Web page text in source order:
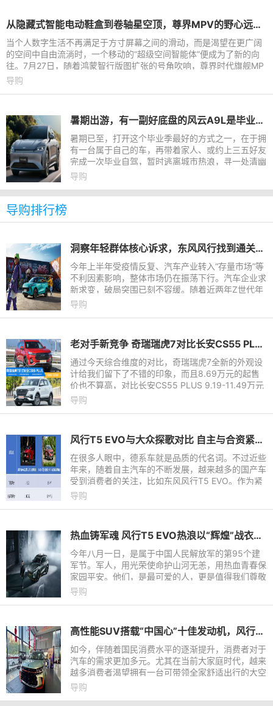
从隐藏式智能电动鞋盒到卷轴星空顶，尊界MPV的野心远不止一台旗舰MPV
当个人数字生活不再满足于方寸屏幕之间的滑动，而是渴望在更广阔
的空间中自由流淌时，一个移动的“超级空间智能体”便成为了新的向
往。7月27日，随着鸿蒙智行版图扩张的号角吹响，尊界时代旗舰MP
V正式定档8月5日14:3
导购
暑期出游，有一副好底盘的风云A9L是毕业季最好的礼物
暑期已至，打开这个毕业季最好的方式之一，在于拥
有一台属于自己的车，再带着家人、或约上三五好友
完成一次毕业自驾，暂时逃离城市热浪，寻一处清幽
的山林溪流纳凉。而在抵达目的地之前，要攻克长途
导购
导购排行榜
洞察年轻群体核心诉求，东风风行找到通关密码！
今年上半年受疫情反复、汽车产业转入“存量市场”等
不利因素影响，整体市场仍在振荡下行。汽车企业求
新求变，破局突围已刻不容缓。随着近两年Z世代年
轻群体逐渐成为购车主力军，汽车品牌的年轻化变革
导购
老对手新竞争 奇瑞瑞虎7对比长安CS55 PLUS
通过今天综合维度的对比，奇瑞瑞虎7全新的外观设
计给我们留下了不错的印象，而且8.69万元的起售
价也不算高，对比长安CS55 PLUS 9.19-11.49万元
的售价来看，两款车的定价都给出了一定的诚意，不
导购
风行T5 EVO与大众探歌对比 自主与合资紧凑SUV该选哪一款？
在很多人眼中，德系车就是品质的代名词。不过近些
年来，随着自主汽车的不断发展，越来越多的国产车
受到消费者的关注，比如东风风行T5 EVO。作为紧
凑型SUV市场上的后起之秀，它凭借抢眼的颜值、充
导购
热血铸军魂 风行T5 EVO热浪以“辉煌”战衣致敬建军节
今年八月一日，是属于中国人民解放军的第95个建
军节。军人，用光荣使命护山河无恙，用热血青春保
家园平安。他们，是最可爱的人，更是值得我们尊敬
的人！与此同时，越来越多的Z世代热浪青年，加入
导购
高性能SUV搭载“中国心”十佳发动机，风行T5马赫版已到店
如今，伴随着国民消费水平的逐渐提升，消费者对于
汽车的需求更加多元。尤其在当前大家庭时代，越来
越多消费者渴望拥有一台可带领全家舒适出行的大空
间SUV。东风风行从消费者需求出发，即将推出强动
导购